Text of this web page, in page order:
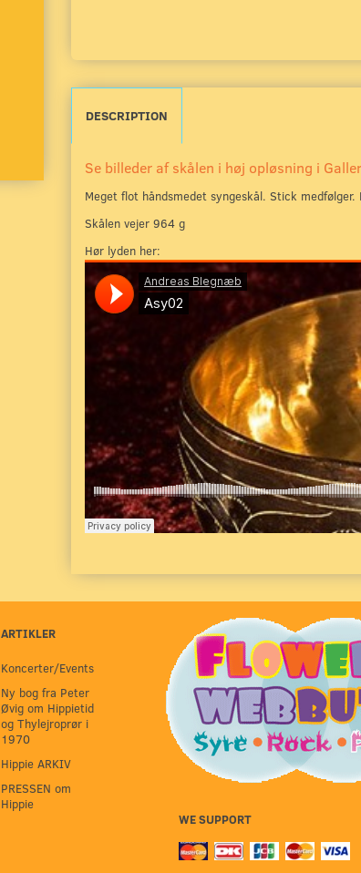
DESCRIPTION
Se billeder af skålen i høj opløsning i
Meget flot håndsmedet syngeskål. Stick
Skålen vejer 964 g
Hør lyden her:
ARTIKLER
Koncerter/Events
Ny bog fra Peter
Øvig om Hippietid
og Thylejroprør i
1970
Hippie ARKIV
PRESSEN om
Hippie
WE SUPPORT